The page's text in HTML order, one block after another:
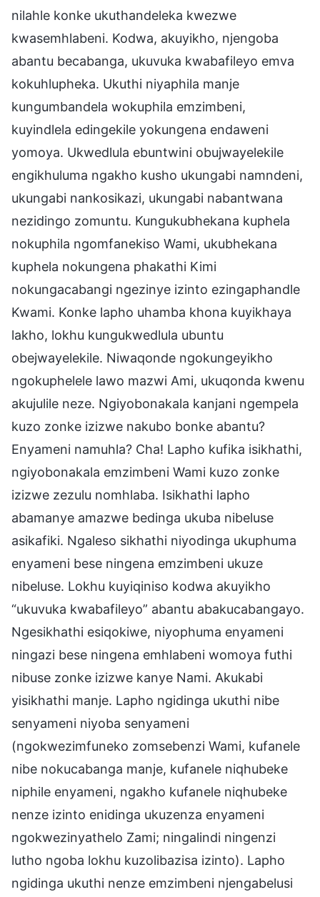
nilahle konke ukuthandeleka kwezwe
kwasemhlabeni. Kodwa, akuyikho, njengoba
abantu becabanga, ukuvuka kwabafileyo emva
kokuhlupheka. Ukuthi niyaphila manje
kungumbandela wokuphila emzimbeni,
kuyindlela edingekile yokungena endaweni
yomoya. Ukwedlula ebuntwini obujwayelekile
engikhuluma ngakho kusho ukungabi namndeni,
ukungabi nankosikazi, ukungabi nabantwana
nezidingo zomuntu. Kungukubhekana kuphela
nokuphila ngomfanekiso Wami, ukubhekana
kuphela nokungena phakathi Kimi
nokungacabangi ngezinye izinto ezingaphandle
Kwami. Konke lapho uhamba khona kuyikhaya
lakho, lokhu kungukwedlula ubuntu
obejwayelekile. Niwaqonde ngokungeyikho
ngokuphelele lawo mazwi Ami, ukuqonda kwenu
akujulile neze. Ngiyobonakala kanjani ngempela
kuzo zonke izizwe nakubo bonke abantu?
Enyameni namuhla? Cha! Lapho kufika isikhathi,
ngiyobonakala emzimbeni Wami kuzo zonke
izizwe zezulu nomhlaba. Isikhathi lapho
abamanye amazwe bedinga ukuba nibeluse
asikafiki. Ngaleso sikhathi niyodinga ukuphuma
enyameni bese ningena emzimbeni ukuze
nibeluse. Lokhu kuyiqiniso kodwa akuyikho
“ukuvuka kwabafileyo” abantu abakucabangayo.
Ngesikhathi esiqokiwe, niyophuma enyameni
ningazi bese ningena emhlabeni womoya futhi
nibuse zonke izizwe kanye Nami. Akukabi
yisikhathi manje. Lapho ngidinga ukuthi nibe
senyameni niyoba senyameni
(ngokwezimfuneko zomsebenzi Wami, kufanele
nibe nokucabanga manje, kufanele niqhubeke
niphile enyameni, ngakho kufanele niqhubeke
nenze izinto enidinga ukuzenza enyameni
ngokwezinyathelo Zami; ningalindi ningenzi
lutho ngoba lokhu kuzolibazisa izinto). Lapho
ngidinga ukuthi nenze emzimbeni njengabelusi